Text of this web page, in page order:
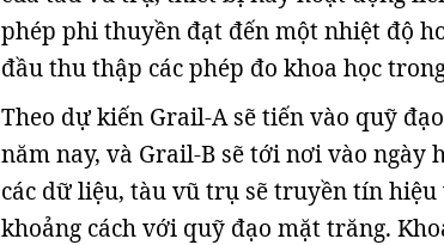
phép phi thuyền đạt đến một nhiệt độ
đầu thu thập các phép đo khoa học
Theo dự kiến Grail-A sẽ tiến vào quỹ
năm nay, và Grail-B sẽ tới nơi vào ngày
các dữ liệu, tàu vũ trụ sẽ truyền tín
khoảng cách với quỹ đạo mặt trăng.